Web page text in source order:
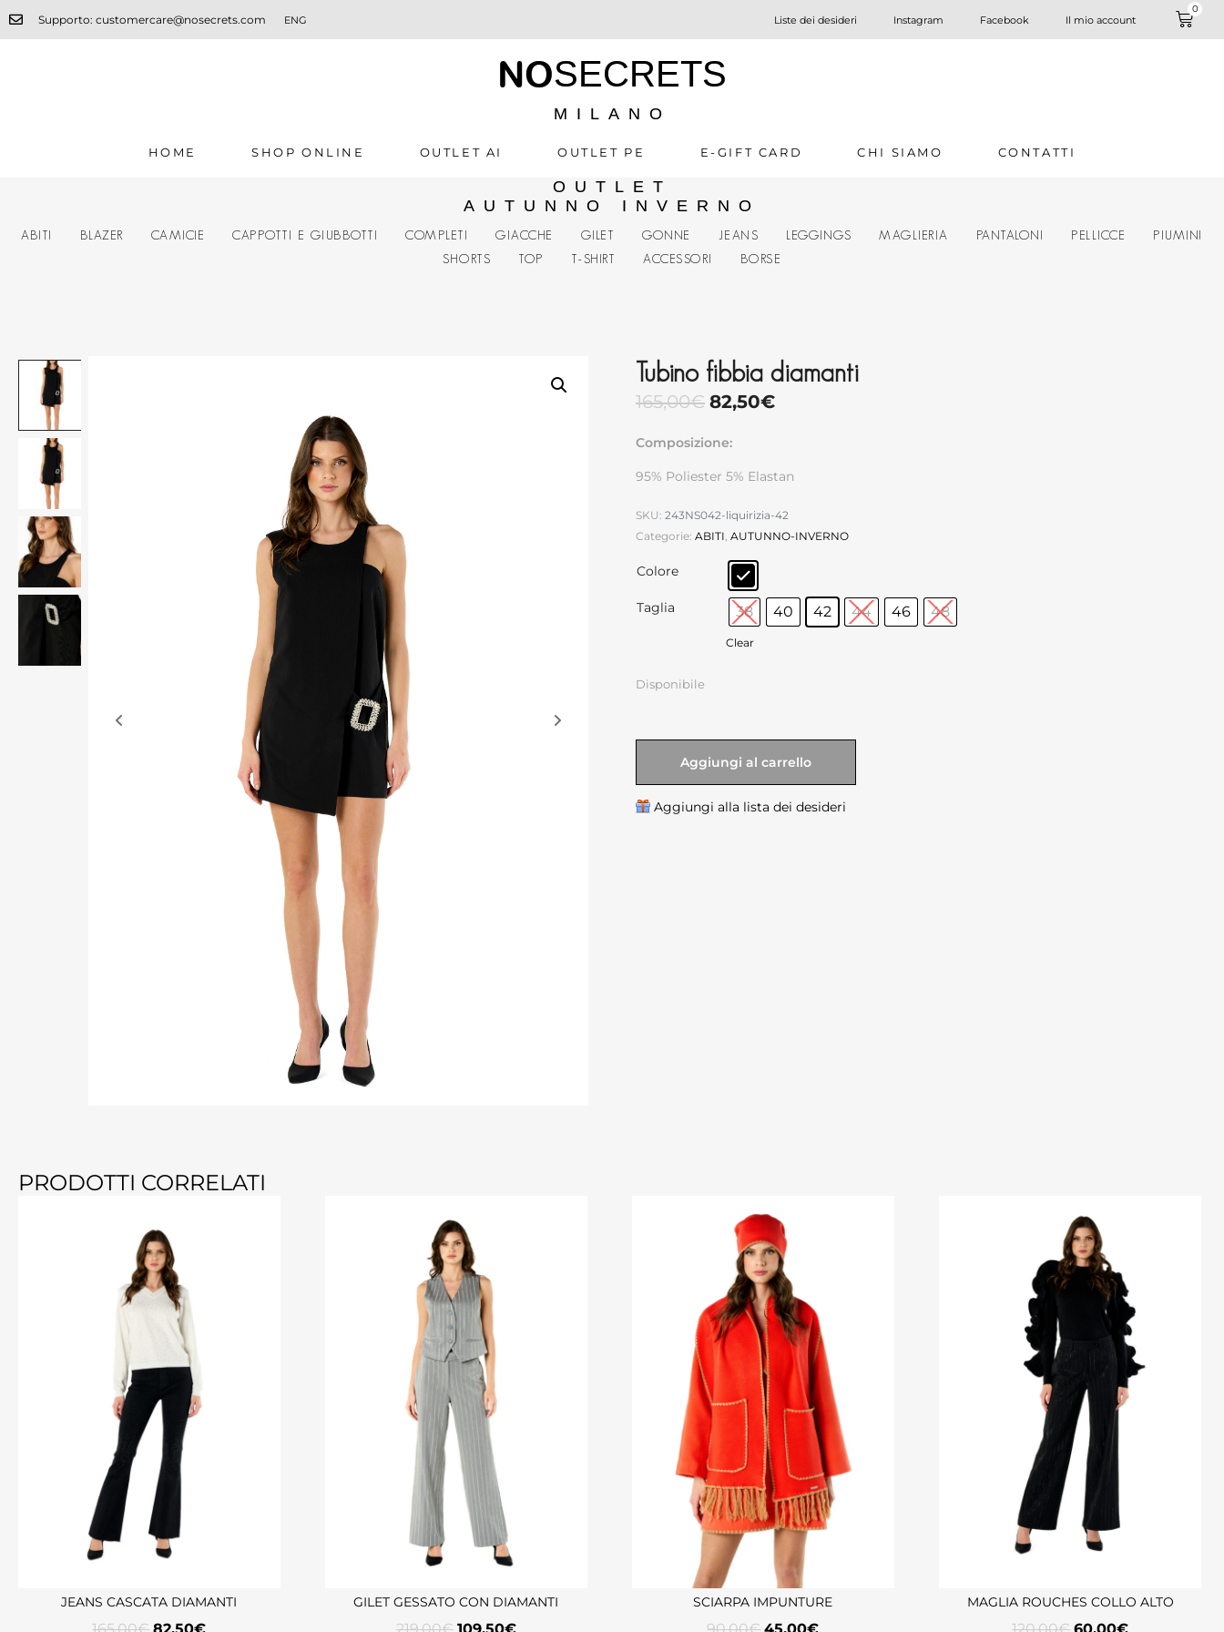
Supporto: customercare@nosecrets.com ENG Liste dei desideri Instagram Facebook Il mio account
0
NOSECRETS
MILANO
HOME SHOP ONLINE OUTLET AI OUTLET PE E-GIFT CARD CHI SIAMO CONTATTI
OUTLET
AUTUNNO INVERNO
ABITI BLAZER CAMICIE CAPPOTTI E GIUBBOTTI COMPLETI GIACCHE GILET GONNE JEANS LEGGINGS MAGLIERIA PANTALONI PELLICCE
PIUMINI
SHORTS
TOP T-SHIRT ACCESSORI BORSE
Tubino fibbia diamanti
165,00€ 82,50€
Composizione:
95% Poliester 5% Elastan
SKU: 243NS042-liquirizia-42
Categorie: ABITI,AUTUNNO-INVERNO
Colore
Taglia 38 40 42 44 46 48
Clear
Disponibile
Aggiungi al carrello
Aggiungi alla lista dei desideri
PRODOTTI CORRELATI
JEANS CASCATA DIAMANTI GILET GESSATO CON DIAMANTI SCIARPA IMPUNTURE MAGLIA ROUCHES COLLO ALTO